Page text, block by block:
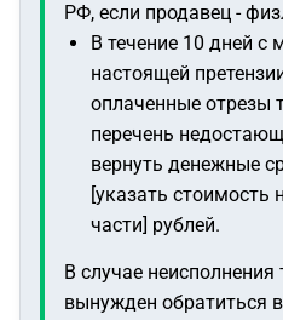
РФ, если продавец -
В течение 10 дней с
настоящей
оплаченные отрезы
перечень
вернуть денежные
[указать стоимость
части] рублей.
В случае
вынужден обратиться